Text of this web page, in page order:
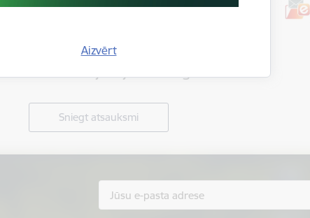
Aizvērt
Sniegt atsauksmi